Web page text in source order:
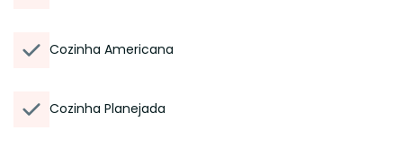
Cozinha Americana
Cozinha Planejada